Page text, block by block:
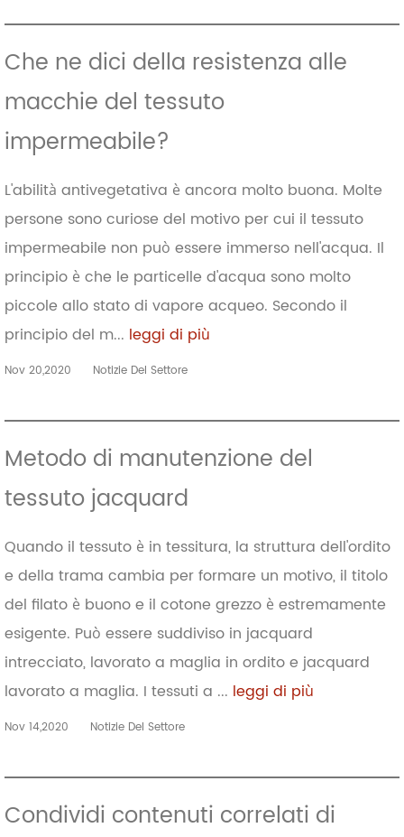
Che ne dici della resistenza alle
macchie del tessuto
impermeabile?
L'abilità antivegetativa è ancora molto buona. Molte
persone sono curiose del motivo per cui il tessuto
impermeabile non può essere immerso nell'acqua. Il
principio è che le particelle d'acqua sono molto
piccole allo stato di vapore acqueo. Secondo il
principio del m... leggi di più
Nov 20,2020 Notizie Del Settore
Metodo di manutenzione del
tessuto jacquard
Quando il tessuto è in tessitura, la struttura dell'ordito
e della trama cambia per formare un motivo, il titolo
del filato è buono e il cotone grezzo è estremamente
esigente. Può essere suddiviso in jacquard
intrecciato, lavorato a maglia in ordito e jacquard
lavorato a maglia. I tessuti a ... leggi di più
Nov 14,2020 Notizie Del Settore
Condividi contenuti correlati di